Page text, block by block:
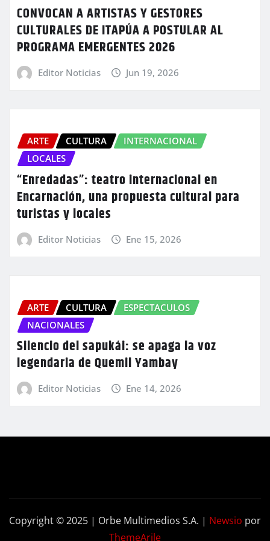
CONVOCAN A ARTISTAS Y GESTORES
CULTURALES DE ITAPÚA A POSTULAR AL
PROGRAMA EMERGENTES 2026
Editor Noticias Jun 19, 2026
ARTE CULTURA
INTERNACIONAL
LOCALES
“Enredadas”: teatro internacional en
Encarnación, una propuesta cultural para
turistas y locales
Editor Noticias Ene 15, 2026
ARTE CULTURA
ESPECTACULOS
NACIONALES
Silencio del sapukái: se apaga la voz
legendaria de Quemil Yambay
Editor Noticias Ene 14, 2026
Copyright © 2025 | Orbe Multimedios S.A. | Newsio por
ThemeArile